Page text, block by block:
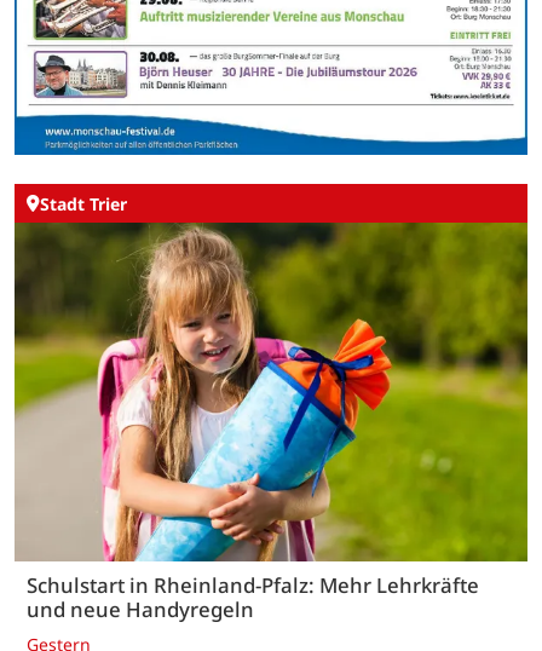
Stadt Trier
Schulstart in Rheinland-Pfalz: Mehr Lehrkräfte
und neue Handyregeln
Gestern